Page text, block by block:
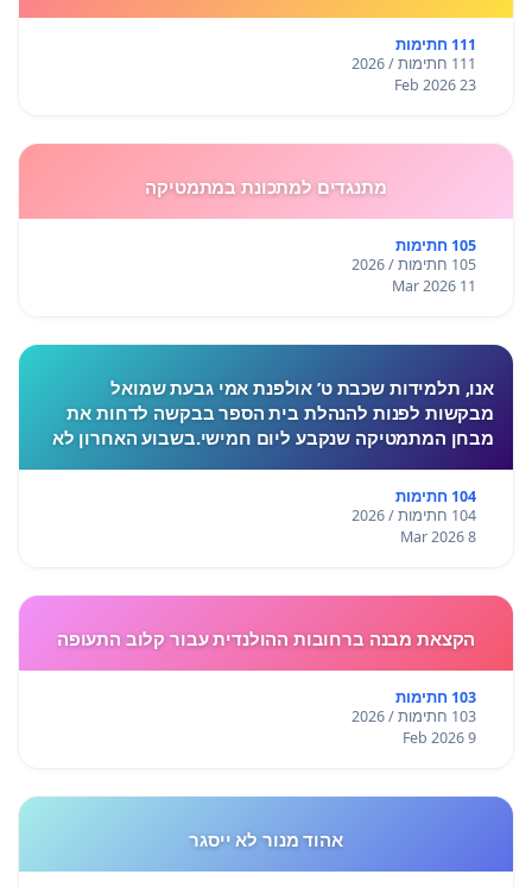
111 חתימות
111 חתימות / 2026
23 Feb 2026
מתנגדים למתכונת במתמטיקה
105 חתימות
105 חתימות / 2026
11 Mar 2026
אנו, תלמידות שכבת ט’ אולפנת אמי גבעת שמואל
מבקשות לפנות להנהלת בית הספר בבקשה לדחות את
מבחן המתמטיקה שנקבע ליום חמישי.בשבוע האחרון לא
חוות לחץ, מתח ו
104 חתימות
104 חתימות / 2026
8 Mar 2026
הקצאת מבנה ברחובות ההולנדית עבור קלוב התעופה
103 חתימות
103 חתימות / 2026
9 Feb 2026
אהוד מנור לא ייסגר